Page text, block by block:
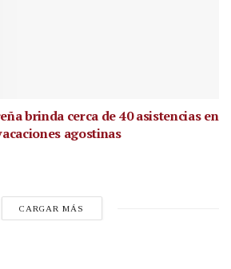
brinda cerca de 40 asistencias en
agostinas
CARGAR MÁS